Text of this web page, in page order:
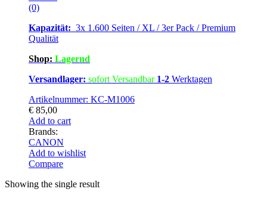
(0)
Kapazität: 3x 1.600 Seiten / XL / 3er Pack / Premium
Qualität
Shop: Lagernd
Versandlager: sofort Versandbar 1-2 Werktagen
Artikelnummer: KC-M1006
€ 85,00
Add to cart
Brands:
CANON
Add to wishlist
Compare
Showing the single result